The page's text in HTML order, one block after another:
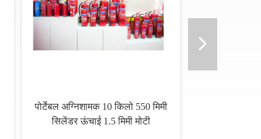
पोर्टेबल अग्निशामक 10 किलो 550 मिमी
सिलेंडर ऊंचाई 1.5 मिमी मोटी